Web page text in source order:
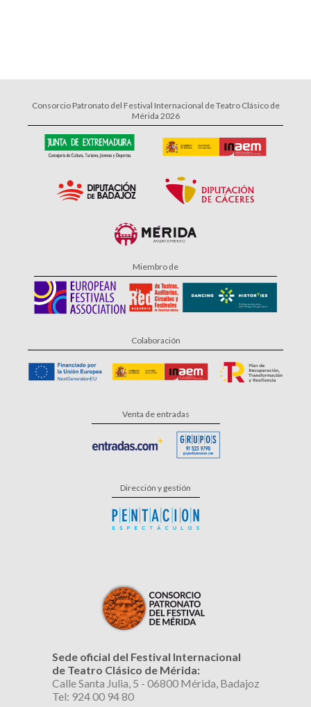
Consorcio Patronato del Festival Internacional de Teatro Clásico de
Mérida 2026
Miembro de
Colaboración
Venta de entradas
Dirección y gestión
Sede oficial del Festival Internacional
de Teatro Clásico de Mérida:
Calle Santa Julia, 5 - 06800 Mérida, Badajoz
Tel: 924 00 94 80